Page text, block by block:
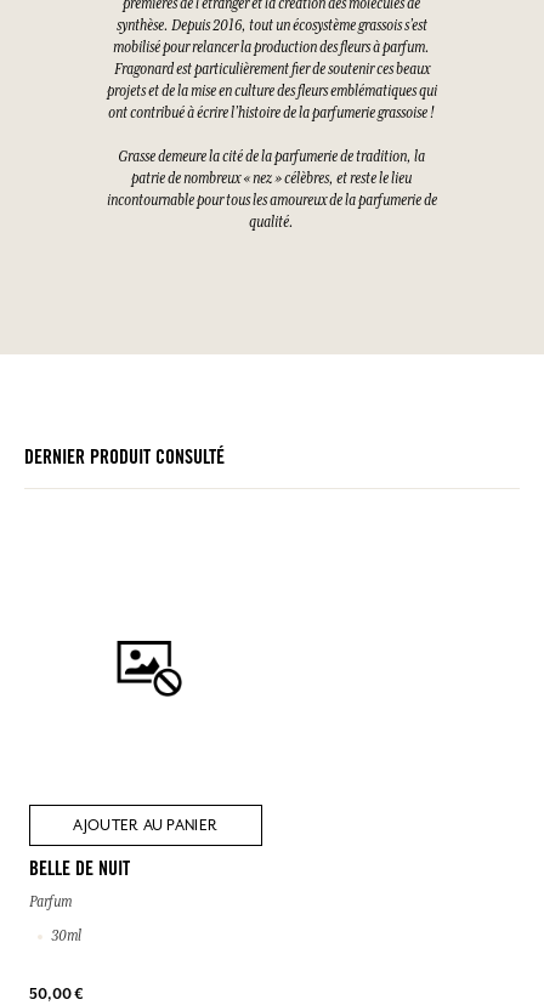
premières de l’étranger et la création des molécules de
synthèse. Depuis 2016, tout un écosystème grassois s’est
mobilisé pour relancer la production des fleurs à parfum.
Fragonard est particulièrement fier de soutenir ces beaux
projets et de la mise en culture des fleurs emblématiques qui
ont contribué à écrire l’histoire de la parfumerie grassoise !
Grasse demeure la cité de la parfumerie de tradition, la
patrie de nombreux « nez » célèbres, et reste le lieu
incontournable pour tous les amoureux de la parfumerie de
qualité.
DERNIER PRODUIT CONSULTÉ
AJOUTER AU PANIER
BELLE DE NUIT
Parfum
30ml
50,00 €